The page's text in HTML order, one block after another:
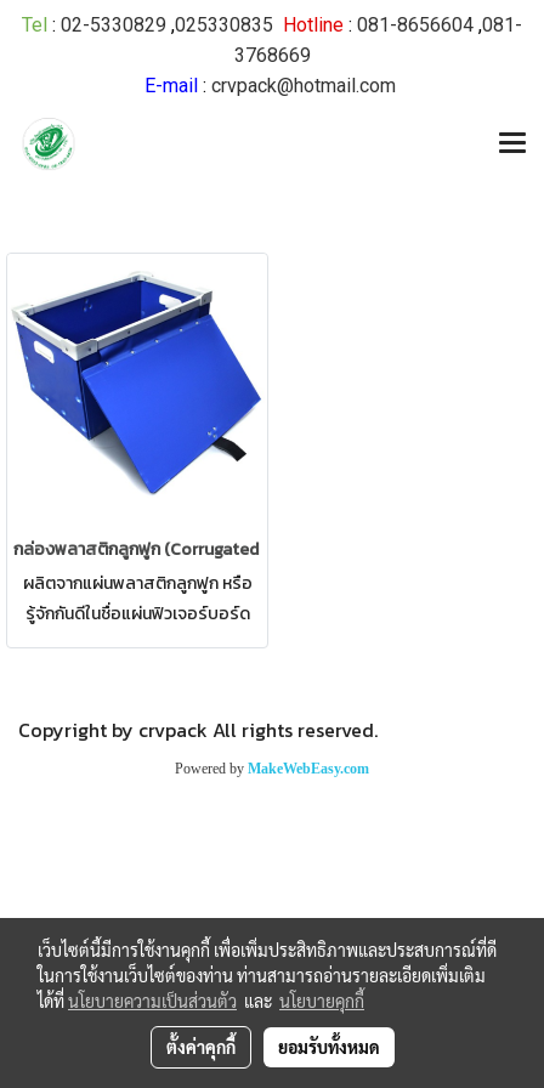
Tel : 02-5330829 ,025330835 Hotline : 081-8656604 ,081-
3768669
E-mail: crvpack@hotmail.com
กล่องพลาสติกลูกฟูก (Corrugated PP Box)
ผลิตจากแผ่นพลาสติกลูกฟูก หรือ
รู้จักกันดีในชื่อแผ่นฟิวเจอร์บอร์ด
กล่องพลาสติกลูกฟูกได้รับความ
ของลูกค้ามากที่สุด
Copyright by crvpack All rights reserved.
Powered by MakeWebEasy.com
เว็บไซต์นี้มีการใช้งานคุกกี้ เพื่อเพิ่มประสิทธิภาพและประสบการณ์ที่ดี
ในการใช้งานเว็บไซต์ของท่าน ท่านสามารถอ่านรายละเอียดเพิ่มเติม
ได้ที่นโยบายความเป็นส่วนตัว และ นโยบายคุกกี้
ตั้งค่าคุกกี้ ยอมรับทั้งหมด